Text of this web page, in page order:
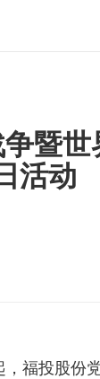
暨
活动
投股份